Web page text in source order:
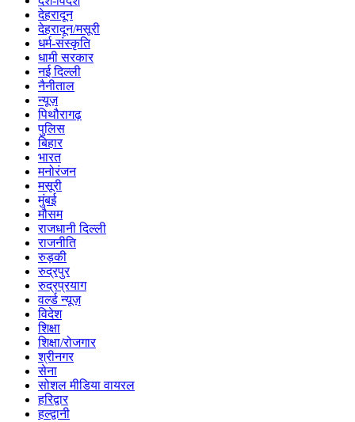
देहरादून
देहरादून/मसूरी
धर्म-संस्कृति
धामी सरकार
नई दिल्ली
नैनीताल
न्यूज़
पिथौरागढ़
पुलिस
बिहार
भारत
मनोरंजन
मसूरी
मुंबई
मौसम
राजधानी दिल्ली
राजनीति
रुड़की
रुद्रपुर
रुद्रप्रयाग
वर्ल्ड न्यूज़
विदेश
शिक्षा
शिक्षा/रोजगार
श्रीनगर
सेना
सोशल मीडिया वायरल
हरिद्वार
हल्द्वानी